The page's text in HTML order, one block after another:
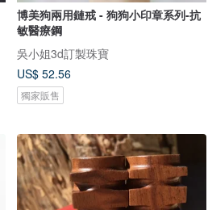
博美狗兩用鏈戒 - 狗狗小印章系列-抗
敏醫療鋼
吳小姐3d訂製珠寶
US$ 52.56
獨家販售